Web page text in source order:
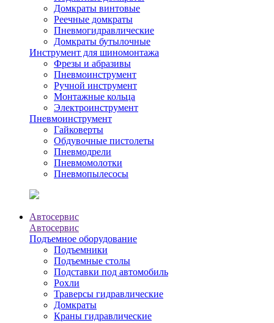
Домкраты винтовые
Реечные домкраты
Пневмогидравлические
Домкраты бутылочные
Инструмент для шиномонтажа
Фрезы и абразивы
Пневмоинструмент
Ручной инструмент
Монтажные кольца
Электроинструмент
Пневмоинструмент
Гайковерты
Обдувочные пистолеты
Пневмодрели
Пневмомолотки
Пневмопылесосы
Автосервис
Автосервис
Подъемное оборудование
Подъемники
Подъемные столы
Подставки под автомобиль
Рохли
Траверсы гидравлические
Домкраты
Краны гидравлические